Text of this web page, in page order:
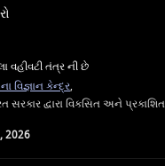
વહીવટી તંત્ર ની છે
વિજ્ઞાન કેન્દ્ર,
સરકાર દ્વારા વિકસિત અને પ્રકાશિત
2026